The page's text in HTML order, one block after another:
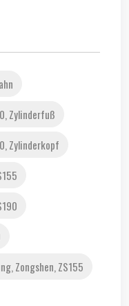
Zylinderfuß
Zylinderkopf
Zongshen, ZS155